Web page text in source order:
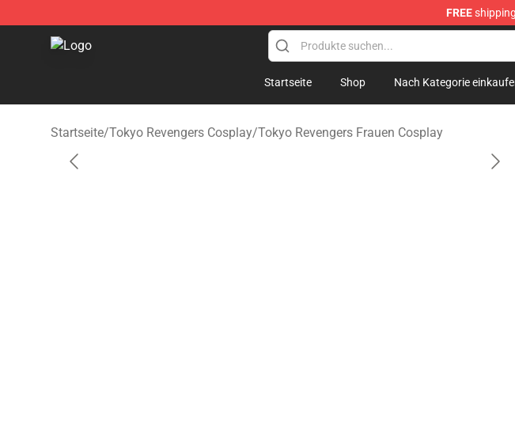
FREE
Tokyo Revengers Store - Official Tokyo Revengers Merchandise Shop
Startseite Shop Nach Kategorie
Startseite/Tokyo Revengers Cosplay/Tokyo Revengers Frauen Cosplay